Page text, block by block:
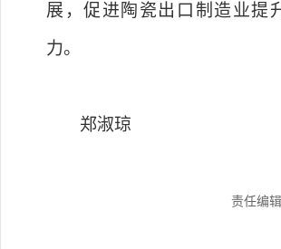
展，促进陶瓷出口制造业提
力。
郑淑琼
责任编